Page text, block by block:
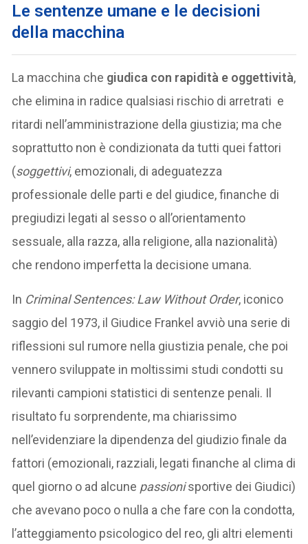
Le sentenze umane e le decisioni
della macchina
La macchina che giudica con rapidità e oggettività,
che elimina in radice qualsiasi rischio di arretrati e
ritardi nell’amministrazione della giustizia; ma che
soprattutto non è condizionata da tutti quei fattori
(soggettivi, emozionali, di adeguatezza
professionale delle parti e del giudice, finanche di
pregiudizi legati al sesso o all’orientamento
sessuale, alla razza, alla religione, alla nazionalità)
che rendono imperfetta la decisione umana.
In Criminal Sentences: Law Without Order, iconico
saggio del 1973, il Giudice Frankel avviò una serie di
riflessioni sul rumore nella giustizia penale, che poi
vennero sviluppate in moltissimi studi condotti su
rilevanti campioni statistici di sentenze penali. Il
risultato fu sorprendente, ma chiarissimo
nell’evidenziare la dipendenza del giudizio finale da
fattori (emozionali, razziali, legati finanche al clima di
quel giorno o ad alcune passionisportive dei Giudici)
che avevano poco o nulla a che fare con la condotta,
l’atteggiamento psicologico del reo, gli altri elementi